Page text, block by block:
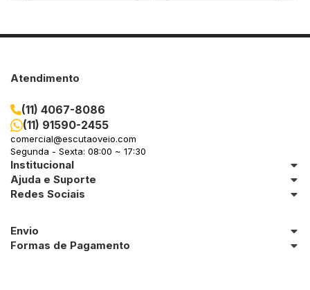
Atendimento
(11) 4067-8086
(11) 91590-2455
comercial@escutaoveio.com
Segunda - Sexta: 08:00 ~ 17:30
Institucional
Ajuda e Suporte
Redes Sociais
Envio
Formas de Pagamento